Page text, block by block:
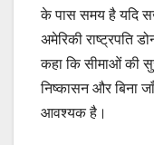
के पास समय है यदि
अमेरिकी राष्ट्रपति
कहा कि सीमाओं की
निष्कासन और बिना
आवश्यक है।